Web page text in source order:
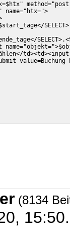
name="htx=">
td><td><input
(8134
15:50.